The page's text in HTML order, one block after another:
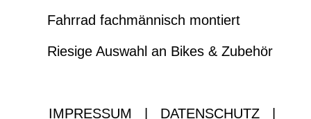
Fahrrad fachmännisch montiert
Riesige Auswahl an Bikes & Zubehör
IMPRESSUM DATENSCHUTZ